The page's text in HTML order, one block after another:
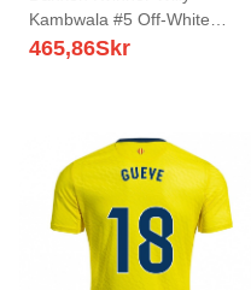
Kambwala #5 Off-White
Bourgogne Bortatröja
465,86Skr